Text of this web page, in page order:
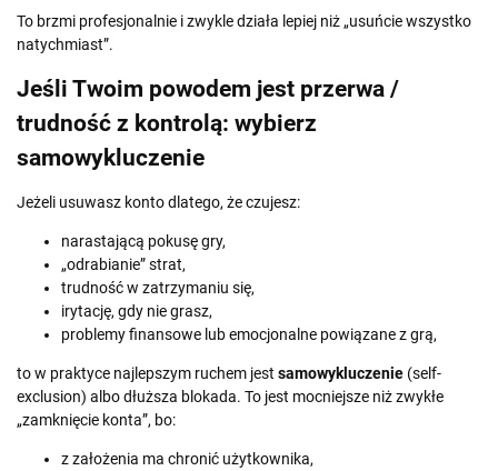
To brzmi profesjonalnie i zwykle działa lepiej niż „usuńcie wszystko
natychmiast”.
Jeśli Twoim powodem jest przerwa /
trudność z kontrolą: wybierz
samowykluczenie
Jeżeli usuwasz konto dlatego, że czujesz:
narastającą pokusę gry,
„odrabianie” strat,
trudność w zatrzymaniu się,
irytację, gdy nie grasz,
problemy finansowe lub emocjonalne powiązane z grą,
to w praktyce najlepszym ruchem jest samowykluczenie (self-
exclusion) albo dłuższa blokada. To jest mocniejsze niż zwykłe
„zamknięcie konta”, bo:
z założenia ma chronić użytkownika,